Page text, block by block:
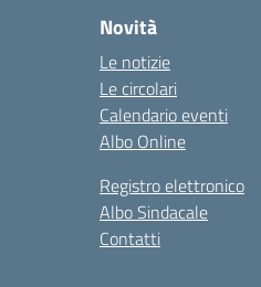
Novità
Le notizie
Le circolari
Calendario eventi
Albo Online
Registro elettronico
Albo Sindacale
Contatti